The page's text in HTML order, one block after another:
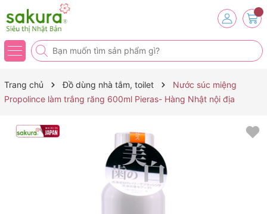
Trang chủ Đồ dùng nhà tắm, toilet
Nước súc miệng
Propolince làm trắng răng 600ml Pieras- Hàng Nhật nội địa